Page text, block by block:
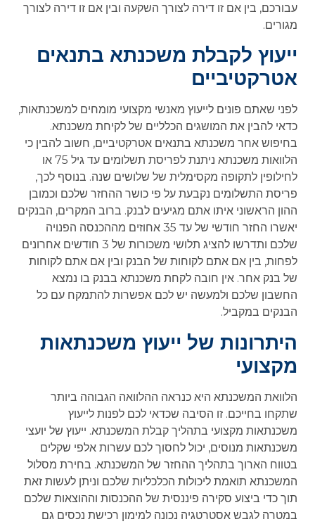
עבורכם, בין אם זו דירה לצורך השקעה ובין אם זו דירה לצורך
מגורים.
ייעוץ לקבלת משכנתא בתנאים
אטרקטיביים
לפני שאתם פונים לייעוץ מאנשי מקצועי מומחים למשכנתאות,
כדאי להבין את המושגים הכלליים של לקיחת משכנתא.
בחיפוש אחר משכנתא בתנאים אטרקטיביים, חשוב להבין כי
הלוואות משכנתא ניתנת לפריסת תשלומים עד גיל 75 או
לחילופין לתקופה מקסימלית של שלושים שנה. בנוסף לכך,
פריסת התשלומים נקבעת על פי כושר ההחזר שלכם וכמובן
ההון הראשוני איתו אתם מגיעים לבנק. ברוב המקרים, הבנקים
יאשרו החזר חודשי של עד 35 אחוזים מההכנסה הפנויה
שלכם ותדרשו להציג תלושי משכורות של 3 חודשים אחרונים
לפחות, בין אם אתם לקוחות של הבנק ובין אם אתם לקוחות
של בנק אחר. אין חובה לקחת משכנתא בבנק בו נמצא
החשבון שלכם ולמעשה יש לכם אפשרות להתמקח עם כל
הבנקים במקביל.
היתרונות של ייעוץ משכנתאות
מקצועי
הלוואת המשכנתא היא כנראה ההלוואה הגבוהה ביותר
שתקחו בחייכם. זו הסיבה שכדאי לכם לפנות לייעוץ
משכנתאות מקצועי בתהליך קבלת המשכנתא. ייעוץ של יועצי
משכנתאות מנוסים, יכול לחסוך לכם עשרות אלפי שקלים
בטווח הארוך בתהליך ההחזר של המשכנתא. בחירת מסלול
המשכנתא תואמת ליכולות הכלכליות שלכם וניתן לעשות זאת
תוך כדי ביצוע סקירה פיננסית של ההכנסות וההוצאות שלכם
במטרה לגבש אסטרטגיה נכונה למימון רכישת נכסים גם